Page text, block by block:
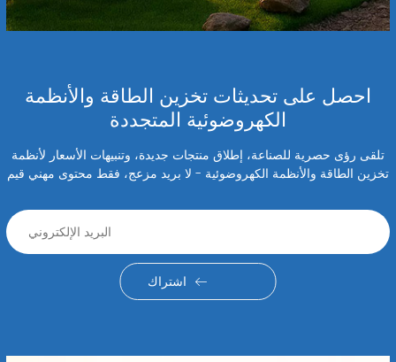
احصل على تحديثات تخزين الطاقة والأنظمة
الكهروضوئية المتجددة
تلقى رؤى حصرية للصناعة، إطلاق منتجات جديدة، وتنبيهات الأسعار لأنظمة
تخزين الطاقة والأنظمة الكهروضوئية - لا بريد مزعج، فقط محتوى مهني قيم
اشتراك